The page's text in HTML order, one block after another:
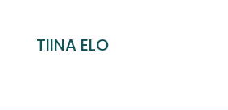
TIINA ELO